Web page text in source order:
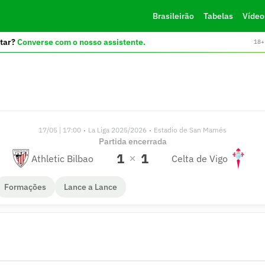
Brasileirão Tabelas
Converse com o nosso assistente.
17/05 | 17:00 • La Liga 2025/2026 • Estadio de San Mamés
Partida encerrada
Athletic Bilbao 1 1 Celta de Vigo
Formações Lance a Lance